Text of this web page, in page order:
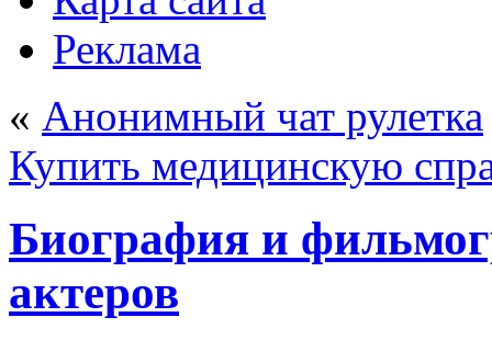
Реклама
« Анонимный чат рулетка
Купить медицинскую
Биография и
актеров